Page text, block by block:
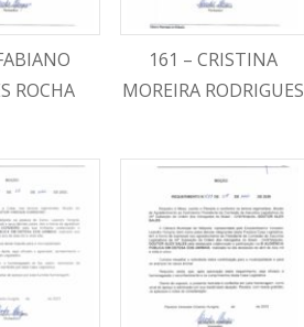
ROCHA
161 – CRISTINA
MOREIRA RODRIGUES